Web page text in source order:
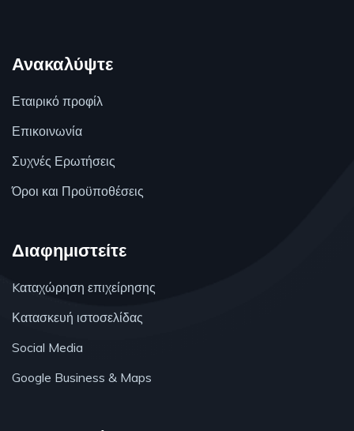
Ανακαλύψτε
Εταιρικό προφίλ
Επικοινωνία
Συχνές Ερωτήσεις
Όροι και Προϋποθέσεις
Διαφημιστείτε
Kαταχώρηση επιχείρησης
Κατασκευή ιστοσελίδας
Social Media
Google Business & Maps